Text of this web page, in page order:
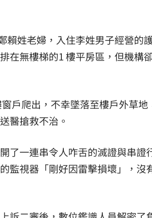
賴姓老婦，入住李姓男子經營的
在無樓梯的1 樓平房區，但機構
戶爬出，不幸墜落至樓戶外草地
醫搶救不治。
了一連串令人咋舌的滅證與串證
監視器「剛好因雷擊損壞」，沒